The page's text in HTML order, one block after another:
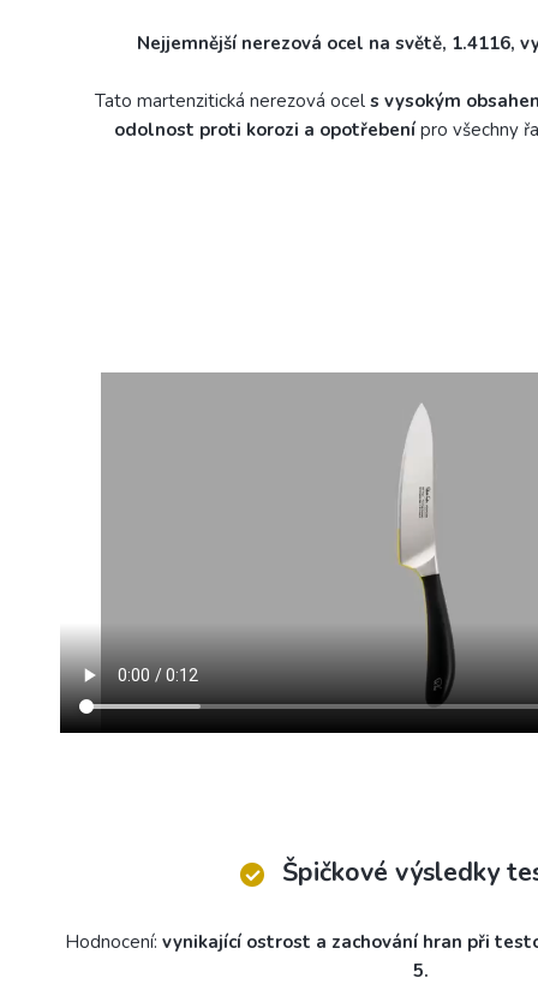
Nejjemnější nerezová ocel na světě, 1.4116,
Tato martenzitická nerezová ocel s vysokým
odolnost proti korozi a opotřebení pro všechny
Špičkové výsledky
Hodnocení: vynikající ostrost a zachování hran při
5.